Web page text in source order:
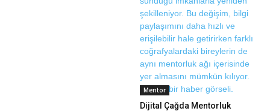
Mentor
Dijital Çağda Mentorluk